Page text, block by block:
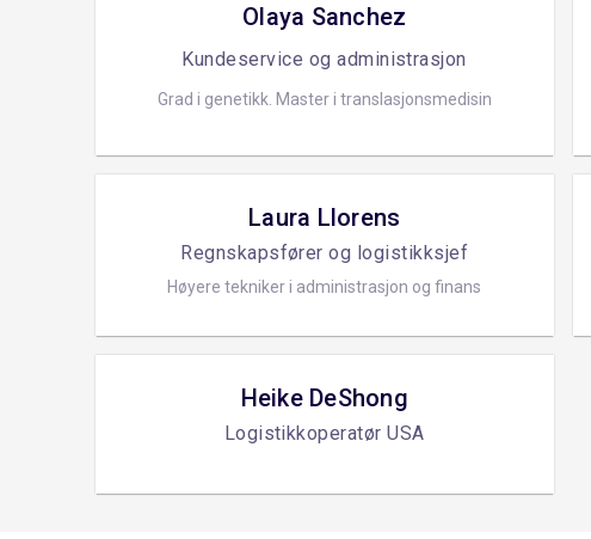
Olaya Sanchez
Kundeservice og administrasjon
Grad i genetikk. Master i translasjonsmedisin
Laura Llorens
Regnskapsfører og logistikksjef
Høyere tekniker i administrasjon og finans
Heike DeShong
Logistikkoperatør USA